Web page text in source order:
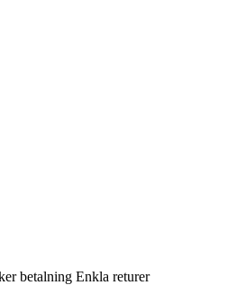
betalning Enkla returer